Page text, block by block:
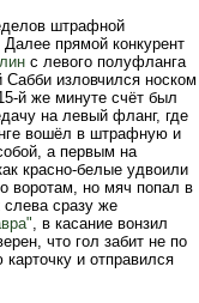
штрафной
прямой конкурент
с левого полуфланга
изловчился носком
й же минуте счёт был
на левый фланг, где
вошёл в штрафную и
а первым на
красно-белые удвоили
воротам, но мяч попал в
слева сразу же
, в касание вонзил
что гол забит не по
и отправился